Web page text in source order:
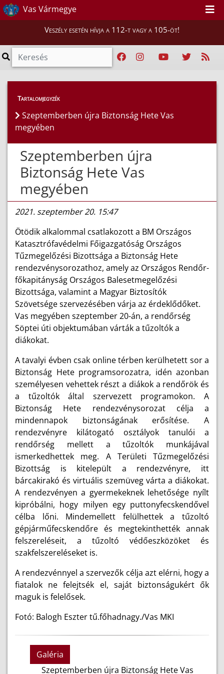
Vas Vármegye
Veszély esetén hívja a 112-t vagy a 105-öt!
Híreink > Hírek
Tartalomjegyzék
Szeptemberben újra Biztonság Hete Vas
megyében
Szeptemberben újra
Biztonság Hete Vas
megyében
2021. szeptember 20. 15:47
Ötödik alkalommal csatlakozott a BM Országos
Katasztrófavédelmi Főigazgatóság Országos
Tűzmegelőzési Bizottsága a Biztonság Hete
rendezvénysorozathoz, amely az Országos Rendőr-
főkapitányság Országos Balesetmegelőzési
Bizottsága, valamint a Magyar Biztosítók
Szövetsége szervezésében várja az érdeklődőket.
Vas megyében szeptember 20-án, a rendőrség
Söptei úti objektumában várták a tűzoltók a
diákokat.
A tavalyi évben csak online térben kerülhetett sor a
Biztonság Hete programsorozatra, idén azonban
személyesen vehettek részt a diákok a rendőrök és
a tűzoltók által szervezett programokon. A
Biztonság Hete rendezvénysorozat célja a
mindennapok biztonságának erősítése. A
rendezvényre kilátogató osztályok tanulói a
rendőrség mellett a tűzoltók munkájával
ismerkedhettek meg. A Területi Tűzmegelőzési
Bizottság is kitelepült a rendezvényre, itt
bárcakirakó és virtuális szemüveg várta a diákokat.
A rendezvényen a gyermekeknek lehetősége nyílt
kipróbálni, hogy milyen egy puttonyfecskendővel
célba lőni. Mindemellett felülhettek a tűzoltó
gépjárműfecskendőre és megtekinthették annak
felszereléseit, a tűzoltó védőeszközöket és
szakfelszereléseket is.
A rendezvénnyel a szervezők célja azt elérni, hogy a
fiatalok ne felejtsék el, saját biztonságukért ők
maguk is felelősek.
Fotó: Balogh Eszter tű.főhadnagy./Vas MKI
Galéria
Szeptemberben újra Biztonság Hete Vas